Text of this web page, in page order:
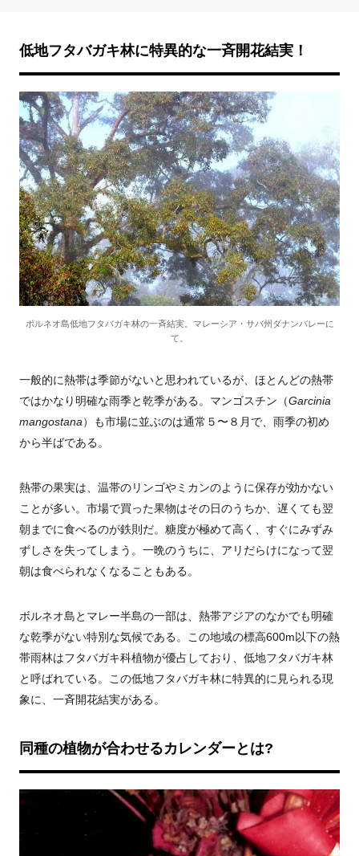
低地フタバガキ林に特異的な一斉開花結実！
ボルネオ島低地フタバガキ林の一斉結実。マレーシア・サバ州ダナンバレーに
て。
一般的に熱帯は季節がないと思われているが、ほとんどの熱帯
ではかなり明確な雨季と乾季がある。マンゴスチン（Garcinia
mangostana）も市場に並ぶのは通常５〜８月で、雨季の初め
から半ばである。
熱帯の果実は、温帯のリンゴやミカンのように保存が効かない
ことが多い。市場で買った果物はその日のうちか、遅くても翌
朝までに食べるのが鉄則だ。糖度が極めて高く、すぐにみずみ
ずしさを失ってしまう。一晩のうちに、アリだらけになって翌
朝は食べられなくなることもある。
ボルネオ島とマレー半島の一部は、熱帯アジアのなかでも明確
な乾季がない特別な気候である。この地域の標高600m以下の熱
帯雨林はフタバガキ科植物が優占しており、低地フタバガキ林
と呼ばれている。この低地フタバガキ林に特異的に見られる現
象に、一斉開花結実がある。
同種の植物が合わせるカレンダーとは?